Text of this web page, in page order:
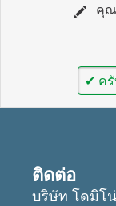
คุ
✔ ค
ติดต่อ
บริษัท โดมิโ